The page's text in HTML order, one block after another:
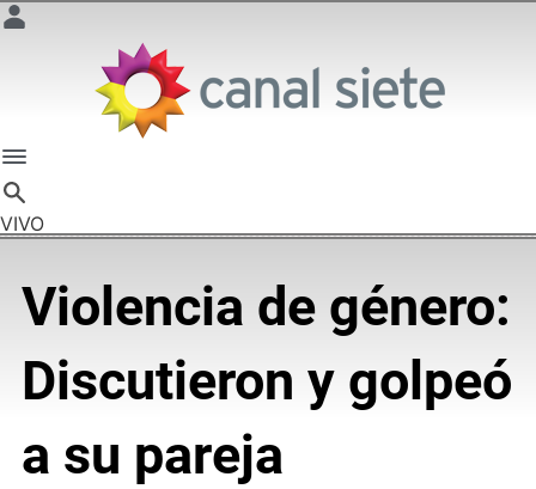
VIVO
Violencia de género:
Discutieron y golpeó
a su pareja